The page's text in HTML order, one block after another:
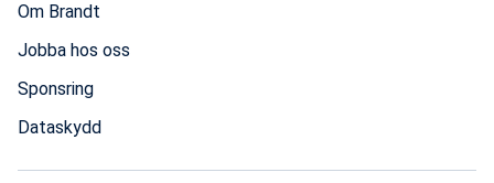
Om Brandt
Jobba hos oss
Sponsring
Dataskydd